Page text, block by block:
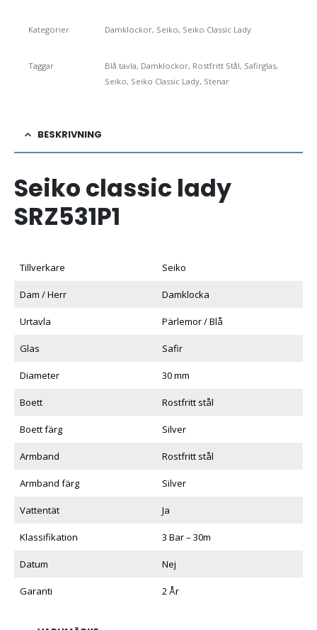
Kategorier Damklockor, Seiko, Seiko Classic Lady
Taggar Blå tavla, Damklockor, Rostfritt Stål, Safirglas,
Seiko, Seiko Classic Lady, Stenar
BESKRIVNING
Seiko classic lady
SRZ531P1
Tillverkare Seiko
Dam / Herr Damklocka
Urtavla Pärlemor / Blå
Glas Safir
Diameter 30 mm
Boett Rostfritt stål
Boett färg Silver
Armband Rostfritt stål
Armband färg Silver
Vattentät Ja
Klassifikation 3 Bar – 30m
Datum Nej
Garanti 2 År